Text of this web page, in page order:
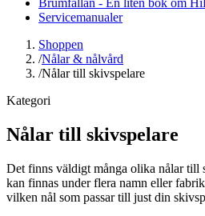
Servicemanualer
Shoppen
/Nålar & nålvård
/Nålar till skivspelare
Kategori
Nålar till skivspelare
Det finns väldigt många olika nålar till
kan finnas under flera namn eller
vilken nål som passar till just din